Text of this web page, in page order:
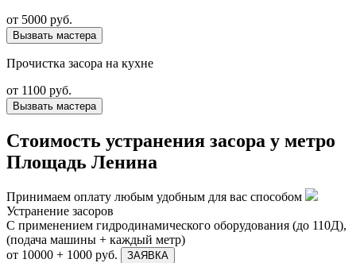
от 5000 руб.
Вызвать мастера
Прочистка засора на кухне
от 1100 руб.
Вызвать мастера
Стоимость устранения засора у метро
Площадь Ленина
Принимаем оплату любым удобным для вас способом
Устранение засоров
С применением гидродинамического оборудования (до 110Д),
(подача машины + каждый метр)
от 10000 + 1000 руб.
ЗАЯВКА